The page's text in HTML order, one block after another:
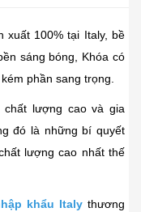
xuất 100% tại Italy, bề
sáng bóng, Khóa có
phần sang trọng.
chất lượng cao và gia
đó là những bí quyết
lượng cao nhất thế
khẩu Italy thương